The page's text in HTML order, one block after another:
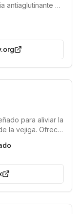
antiaglutinante y
entre urólogos en
Alemania y por el
para aliviar la
la vejiga. Ofrece
subyacente